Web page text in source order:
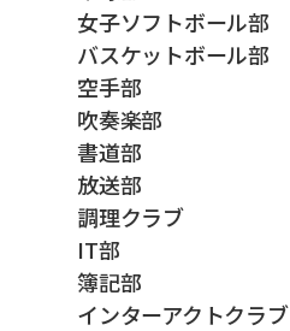
女子ソフトボール部
バスケットボール部
空手部
吹奏楽部
書道部
放送部
調理クラブ
IT部
簿記部
インターアクトクラブ